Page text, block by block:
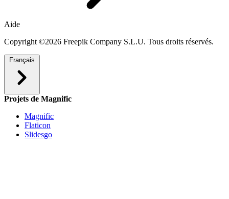
Aide
Copyright ©2026 Freepik Company S.L.U. Tous droits réservés.
Français
Projets de Magnific
Magnific
Flaticon
Slidesgo